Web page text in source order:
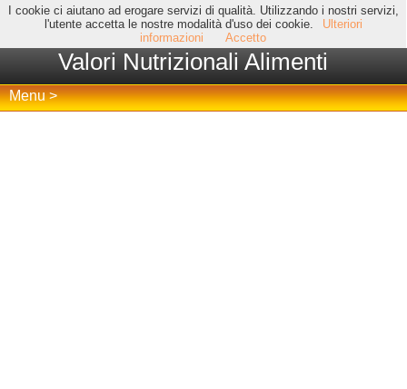
I cookie ci aiutano ad erogare servizi di qualità. Utilizzando i nostri servizi,
l'utente accetta le nostre modalità d'uso dei cookie.
Ulteriori
informazioni
Accetto
Valori Nutrizionali Alimenti
Menu >